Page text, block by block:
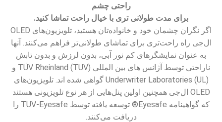
راحتی چشم
برای مدت طولانی تری با خیال راحت تماشا کنید.
اگر نگران چشمان خود و خانواده‌تان هستید، تلویزیون‌های OLED
ال‌جی راه راحت‌تری برای تماشای طولانی‌تر فراهم می‌کنند. آنها
به عنوان نمایشگرهای کم نور آبی، بدون لرزش و بدون تابش
ناراحتی توسط آژانس های بین المللی TÜV Rheinland (TUV) و
Underwriter Laboratories (UL) گواهی شده اند. تلویزیون‌های
OLED ال‌جی همچنین اولین پنل‌هایی از هر نوع تلویزیونی هستند
که گواهینامه Eyesafe® توسعه یافته توسط TUV-Eyesafe را
دریافت می‌کنند.